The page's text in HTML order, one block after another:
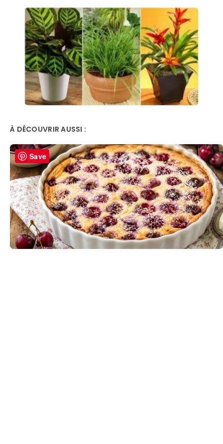
À DÉCOUVRIR AUSSI :
Save